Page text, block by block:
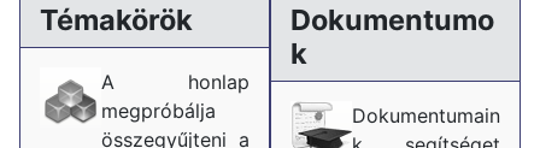
Témakörök
A honlap
megpróbálja
összegyűjteni a
Dokumentumo
k
Dokumentumain